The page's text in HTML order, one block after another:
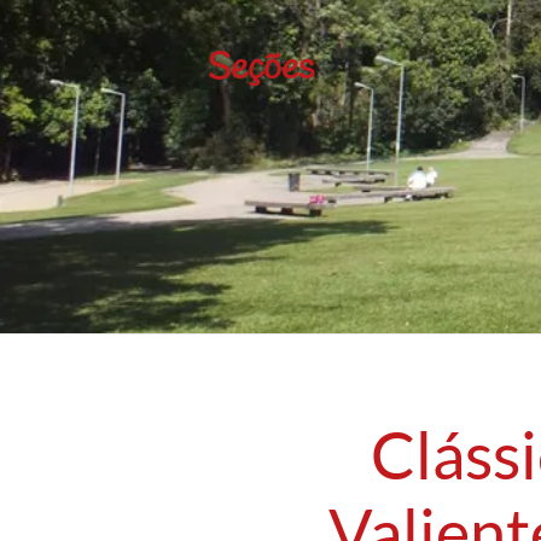
Seções